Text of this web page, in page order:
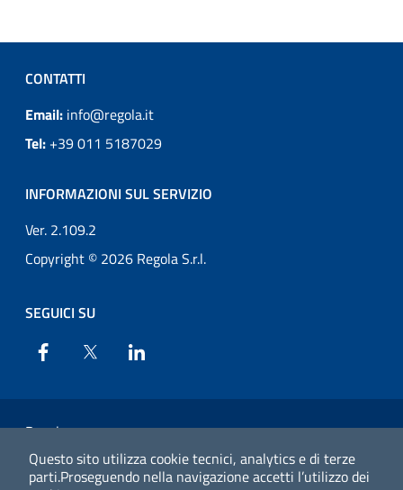
CONTATTI
Email: info@regola.it
Tel: +39 011 5187029
INFORMAZIONI SUL SERVIZIO
Ver. 2.109.2
Copyright © 2026 Regola S.r.l.
SEGUICI SU
Facebook
Regola
Privacy
Questo sito utilizza cookie tecnici, analytics e di terze
parti.Proseguendo nella navigazione accetti l’utilizzo dei